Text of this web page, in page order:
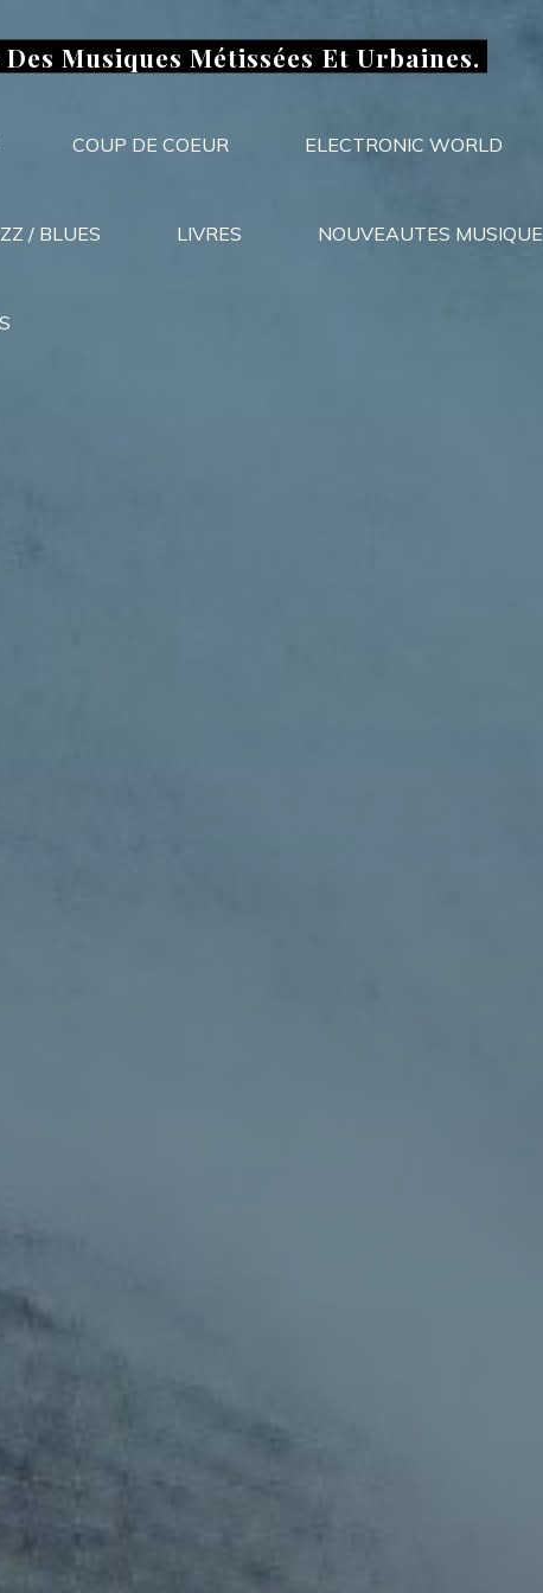
Musiques Métissées Et Urbaines.
COUP DE COEUR ELECTRONIC WORLD
/ BLUES LIVRES NOUVEAUTES MUSIQUE